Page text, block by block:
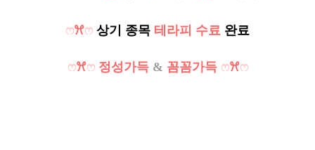
ෆꕮෆ 상기 종목 테라피 수료 완료
ෆꕮෆ 정성가득 & 꼼꼼가득 ෆꕮෆ